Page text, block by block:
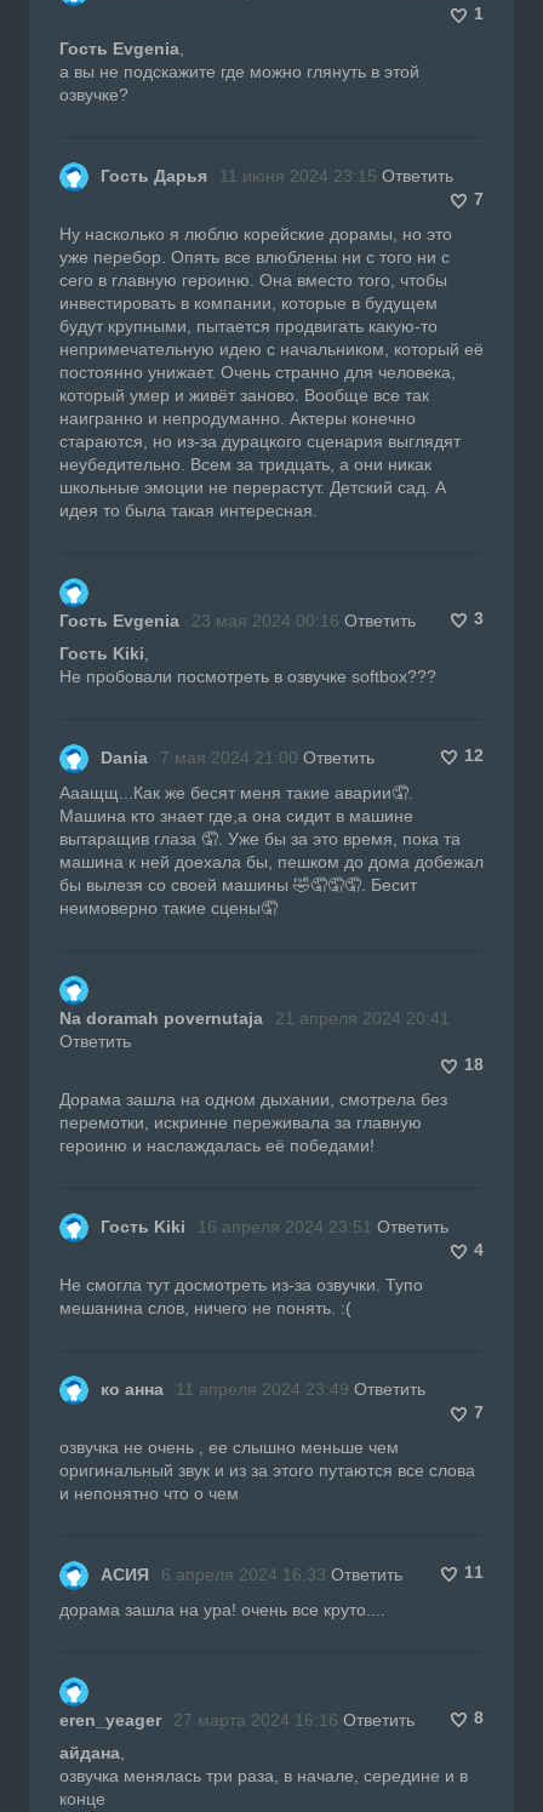
1
Гость Evgenia
а вы не подскажите где можно глянуть в этой
озвучке?
Гость Дарья 11 июня 2024 23:15 Ответить
7
Ну насколько я люблю корейские дорамы, но это
уже перебор. Опять все влюблены ни с того ни с
сего в главную героиню. Она вместо того, чтобы
инвестировать в компании, которые в будущем
будут крупными, пытается продвигать какую-то
непримечательную идею с начальником, который её
постоянно унижает. Очень странно для человека,
который умер и живёт заново. Вообще все так
наигранно и непродуманно. Актеры конечно
стараются, но из-за дурацкого сценария выглядят
неубедительно. Всем за тридцать, а они никак
школьные эмоции не перерастут. Детский сад. А
идея то была такая интересная.
Гость Evgenia 23 мая 2024 00:16 Ответить
3
Гость Kiki
Не пробовали посмотреть в озвучке softbox???
Dania 7 мая 2024 21:00 Ответить
12
Ааащщ...Как же бесят меня такие аварии🤦.
Машина кто знает где,а она сидит в машине
вытаращив глаза 🤦. Уже бы за это время, пока та
машина к ней доехала бы, пешком до дома добежал
бы вылезя со своей машины 🤣🤦🤦🤦. Бесит
неимоверно такие сцены🤦
Na doramah povernutaja
21 апреля 2024 20:41
Ответить
18
Дорама зашла на одном дыхании, смотрела без
перемотки, искринне переживала за главную
героиню и наслаждалась её победами!
Гость Kiki 16 апреля 2024 23:51 Ответить
4
Не смогла тут досмотреть из-за озвучки. Тупо
мешанина слов, ничего не понять. :(
ко анна 11 апреля 2024 23:49 Ответить
7
озвучка не очень , ее слышно меньше чем
оригинальный звук и из за этого путаются все слова
и непонятно что о чем
АСИЯ 6 апреля 2024 16:33 Ответить
11
дорама зашла на ура! очень все круто....
eren_yeager 27 марта 2024 16:16 Ответить
8
айдана
озвучка менялась три раза, в начале, середине и в
конце